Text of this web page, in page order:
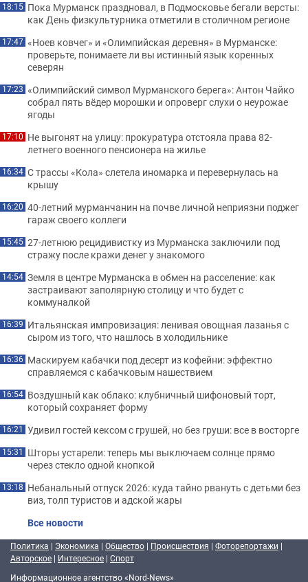
18:15 Пока Мурманск праздновал, в Подмосковье бегали версты:
как День физкультурника отметили в столичном регионе
17:47 «Ноев ковчег» и «Олимпийская деревня» в Мурманске:
проверьте, понимаете ли вы истинный язык коренных
северян
17:23 «Олимпийский символ Мурманского берега»: Антон Чайко
собрал пять вёдер морошки и опроверг слухи о неурожае
ягоды
17:10 Не выгонят на улицу: прокуратура отстояла права 82-
летнего военного пенсионера на жилье
16:34 С трассы «Кола» слетела иномарка и перевернулась на
крышу
16:20 40-летний мурманчанин на почве личной неприязни поджег
гараж своего коллеги
15:45 27-летнюю рецидивистку из Мурманска заключили под
стражу после кражи денег у знакомого
14:54 Земля в центре Мурманска в обмен на расселение: как
застраивают заполярную столицу и что будет с
коммуналкой
16:39 Итальянская импровизация: ленивая овощная лазанья с
сыром из того, что нашлось в холодильнике
16:36 Маскируем кабачки под десерт из кофейни: эффектно
справляемся с кабачковым нашествием
16:54 Воздушный как облако: клубничный шифоновый торт,
который сохраняет форму
16:21 Удивил гостей кексом с грушей, но без груши: все в восторге
15:31 Шторы устарели: теперь мы выключаем солнце прямо
через стекло одной кнопкой
13:18 Небанальный отпуск 2026: куда тайно рвануть с детьми без
виз, толп туристов и адской жары
Все новости
Политика | Экономика | Общество | Происшествия | Фоторепортажи |
Авторское | Интересное | Спорт
Информационное агентство «Nord-News»